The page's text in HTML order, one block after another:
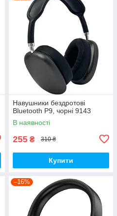
Навушники бездротові
Bluetooth P9, чорні 9143
В наявності
255 ₴ 310 ₴
Купити
–16%